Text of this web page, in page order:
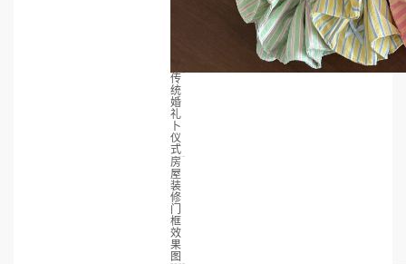
传
统
婚
礼
卜
仪
式
房
屋
装
修
门
框
效
果
图